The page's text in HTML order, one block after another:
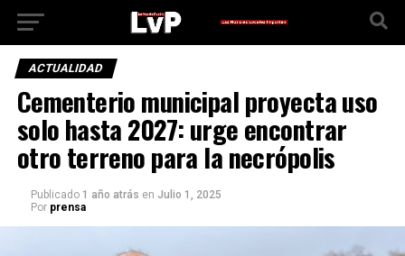
ACTUALIDAD
Cementerio municipal proyecta uso
solo hasta 2027: urge encontrar
otro terreno para la necrópolis
Publicado 1 año atrás en Julio 1, 2025
Por prensa